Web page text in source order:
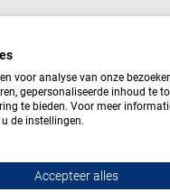
voor analyse van onze
gepersonaliseerde inhoud te
te bieden. Voor meer
de instellingen.
Accepteer alles